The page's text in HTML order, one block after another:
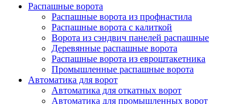
Распашные ворота
Распашные ворота из профнастила
Распашные ворота с калиткой
Ворота из сэндвич панелей распашные
Деревянные распашные ворота
Распашные ворота из евроштакетника
Промышленные распашные ворота
Автоматика для ворот
Автоматика для откатных ворот
Автоматика для промышленных ворот